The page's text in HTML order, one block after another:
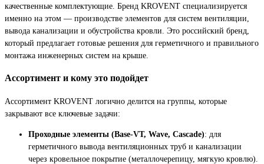
качественные комплектующие. Бренд KROVENT специализируется
именно на этом — производстве элементов для систем вентиляции,
вывода канализации и обустройства кровли. Это российский бренд,
который предлагает готовые решения для герметичного и правильного
монтажа инженерных систем на крыше.
Ассортимент и кому это подойдет
Ассортимент KROVENT логично делится на группы, которые
закрывают все ключевые задачи:
Проходные элементы (Base-VT, Wave, Cascade): для
герметичного вывода вентиляционных труб и канализации
через кровельное покрытие (металлочерепицу, мягкую кровлю).